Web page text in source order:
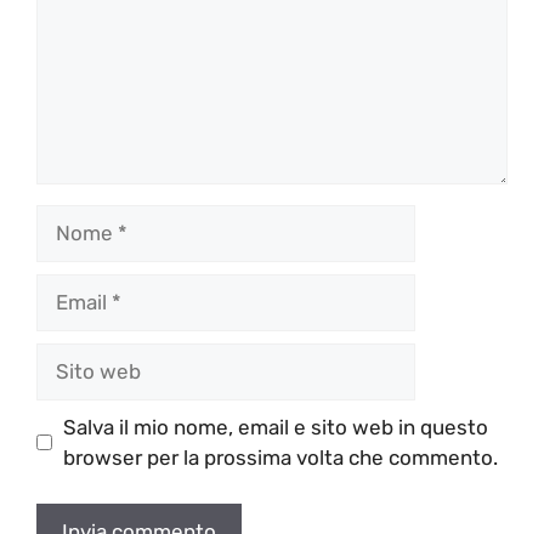
web
Salva il mio nome, email e sito web in questo
browser per la prossima volta che commento.